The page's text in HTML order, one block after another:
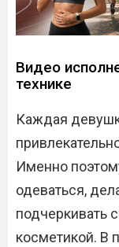
Видео
технике
Каждая
Именно
одеваться,
подчеркивать
косметикой. В